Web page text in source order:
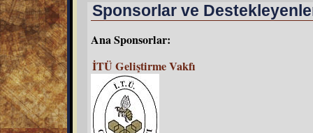
Sponsorlar ve
Ana Sponsorlar:
İTÜ Geliştirme Vakfı